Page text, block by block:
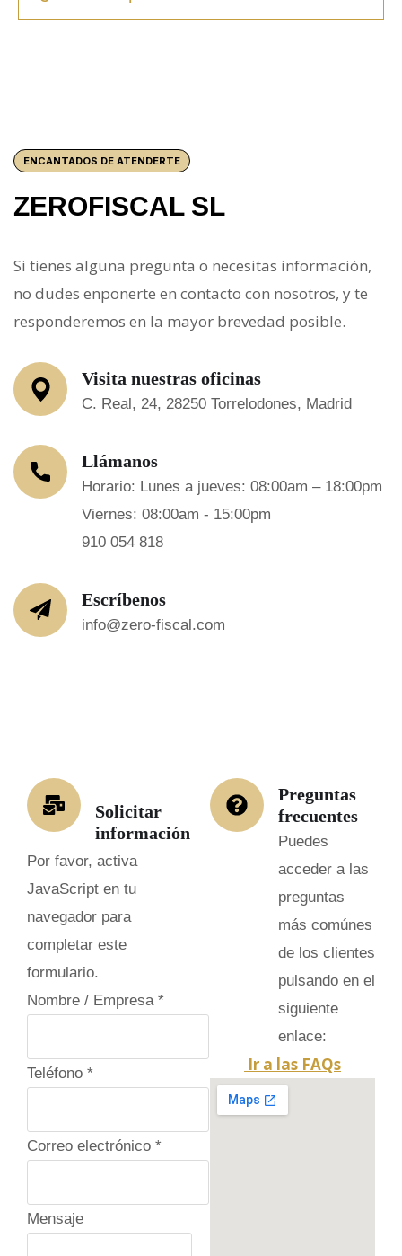
ENCANTADOS DE ATENDERTE
ZEROFISCAL SL
Si tienes alguna pregunta o necesitas información,
no dudes enponerte en contacto con nosotros, y te
responderemos en la mayor brevedad posible.
Visita nuestras oficinas
C. Real, 24, 28250 Torrelodones, Madrid
Llámanos
Horario: Lunes a jueves: 08:00am – 18:00pm
Viernes: 08:00am - 15:00pm
910 054 818
Escríbenos
info@zero-fiscal.com
Solicitar
información
Por favor, activa
JavaScript en tu
navegador para
completar este
formulario.
Nombre / Empresa *
Teléfono *
Correo electrónico *
Mensaje
Preguntas
frecuentes
Puedes
acceder a las
preguntas
más comúnes
de los clientes
pulsando en el
siguiente
enlace:
Ir a las FAQs